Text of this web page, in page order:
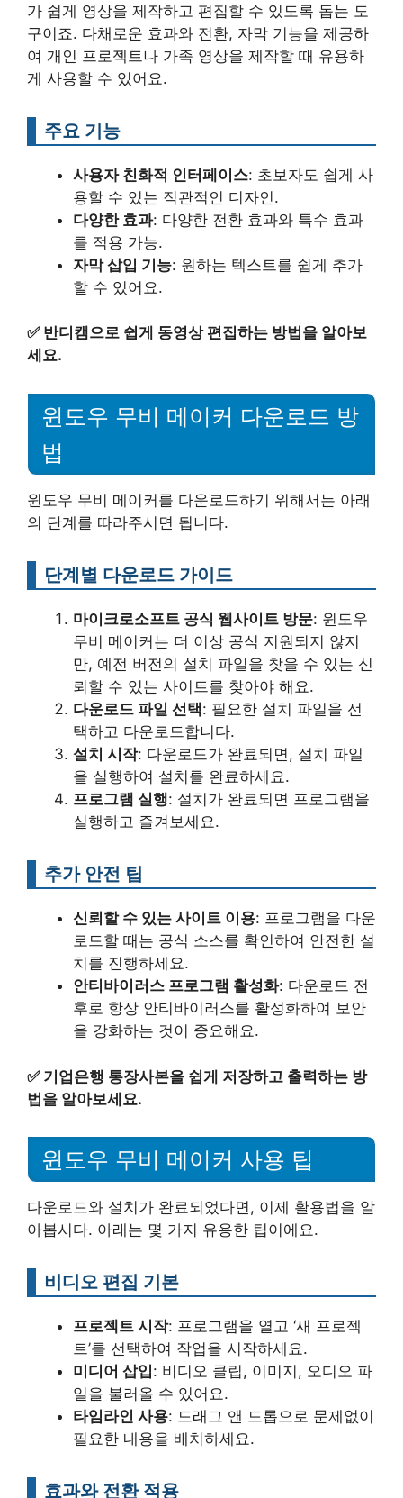
가 쉽게 영상을 제작하고 편집할 수 있도록 돕는 도
구이죠. 다채로운 효과와 전환, 자막 기능을 제공하
여 개인 프로젝트나 가족 영상을 제작할 때 유용하
게 사용할 수 있어요.
주요 기능
사용자 친화적 인터페이스: 초보자도 쉽게 사
용할 수 있는 직관적인 디자인.
다양한 효과: 다양한 전환 효과와 특수 효과
를 적용 가능.
자막 삽입 기능: 원하는 텍스트를 쉽게 추가
할 수 있어요.
✅ 반디캠으로 쉽게 동영상 편집하는 방법을 알아보
세요.
윈도우 무비 메이커 다운로드 방
법
윈도우 무비 메이커를 다운로드하기 위해서는 아래
의 단계를 따라주시면 됩니다.
단계별 다운로드 가이드
마이크로소프트 공식 웹사이트 방문: 윈도우
무비 메이커는 더 이상 공식 지원되지 않지
만, 예전 버전의 설치 파일을 찾을 수 있는 신
뢰할 수 있는 사이트를 찾아야 해요.
다운로드 파일 선택: 필요한 설치 파일을 선
택하고 다운로드합니다.
설치 시작: 다운로드가 완료되면, 설치 파일
을 실행하여 설치를 완료하세요.
프로그램 실행: 설치가 완료되면 프로그램을
실행하고 즐겨보세요.
추가 안전 팁
신뢰할 수 있는 사이트 이용: 프로그램을 다운
로드할 때는 공식 소스를 확인하여 안전한 설
치를 진행하세요.
안티바이러스 프로그램 활성화: 다운로드 전
후로 항상 안티바이러스를 활성화하여 보안
을 강화하는 것이 중요해요.
✅ 기업은행 통장사본을 쉽게 저장하고 출력하는 방
법을 알아보세요.
윈도우 무비 메이커 사용 팁
다운로드와 설치가 완료되었다면, 이제 활용법을 알
아봅시다. 아래는 몇 가지 유용한 팁이에요.
비디오 편집 기본
프로젝트 시작: 프로그램을 열고 ‘새 프로젝
트’를 선택하여 작업을 시작하세요.
미디어 삽입: 비디오 클립, 이미지, 오디오 파
일을 불러올 수 있어요.
타임라인 사용: 드래그 앤 드롭으로 문제없이
필요한 내용을 배치하세요.
효과와 전환 적용